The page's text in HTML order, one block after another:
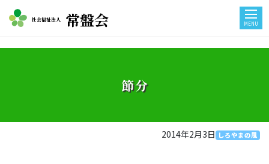
社会福祉法人 常盤会 MENU
節分
2014年2月3日 しろやまの風